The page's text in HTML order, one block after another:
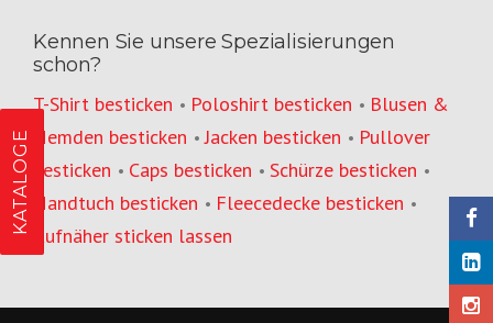
KATALOGE
Kennen Sie unsere Spezialisierungen
schon?
T-Shirt besticken • Poloshirt besticken • Blusen &
Hemden besticken •Jacken besticken • Pullover
besticken • Caps besticken • Schürze besticken •
Handtuch besticken • Fleecedecke besticken •
Aufnäher sticken lassen